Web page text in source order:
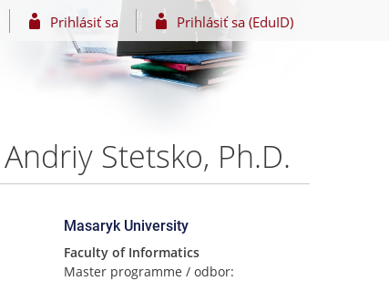
Prihlásiť sa Prihlásiť sa (EduID)
Stetsko, Ph.D.
Masaryk University
Faculty of Informatics
Master programme / odbor: